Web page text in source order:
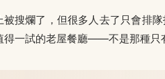
被搜爛了，但很多人去了只會排
一試的老屋餐廳——不是那種只